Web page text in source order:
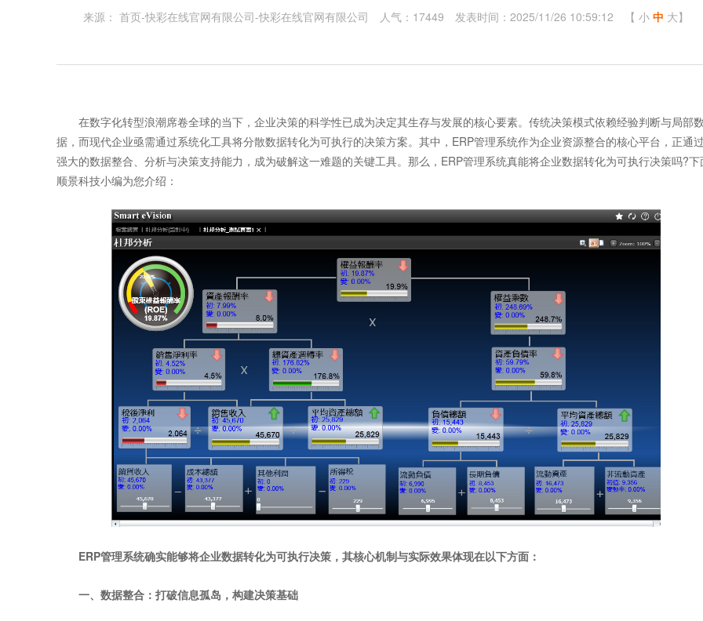
来源： 首页-快彩在线官网有限公司-快彩在线官网有限公司 人气：17449 发表时间：2025/11/26 10:59:12 【 小 中 大】
在数字化转型浪潮席卷全球的当下，企业决策的科学性已成为决定其生存与发展的核心要素。传统决策模式依赖经验判断与局部数
据，而现代企业亟需通过系统化工具将分散数据转化为可执行的决策方案。其中，ERP管理系统作为企业资源整合的核心平台，正通
强大的数据整合、分析与决策支持能力，成为破解这一难题的关键工具。那么， ERP管理系统真能将企业数据转化为可执行决策吗?下
顺景科技小编为您介绍：
ERP管理系统确实能够将企业数据转化为可执行决策，其核心机制与实际效果体现在以下方面：
一、数据整合：打破信息孤岛，构建决策基础